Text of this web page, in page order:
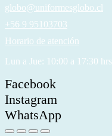
globo@uniformesglobo.cl
+56 9 95103703
Horario de atención
Lun a Jue: 10:00 a 17:30
Facebook
Instagram
WhatsApp